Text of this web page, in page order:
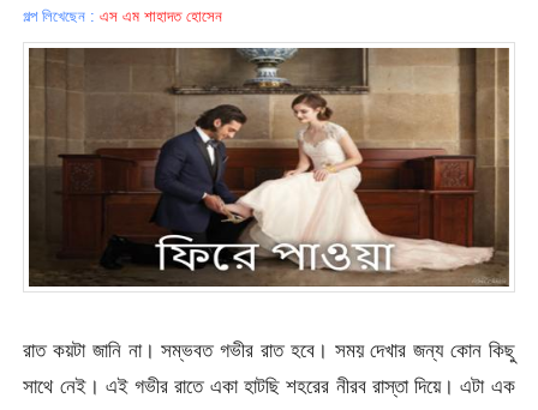
গল্প লিখেছেন :এস এম শাহাদত হোসেন
রাত কয়টা জানি না। সম্ভবত গভীর রাত হবে। সময় দেখার জন্য কোন কিছু
সাথে নেই। এই গভীর রাতে একা হাটছি শহরের নীরব রাস্তা দিয়ে। এটা এক